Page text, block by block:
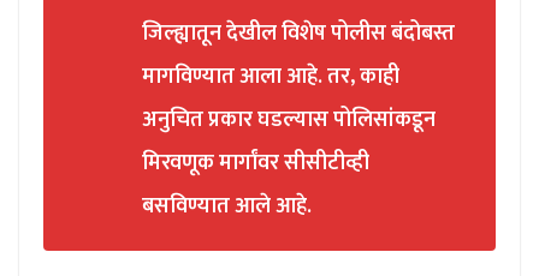
जिल्ह्यातून देखील विशेष पोलीस बंदोबस्त
मागविण्यात आला आहे. तर, काही
अनुचित प्रकार घडल्यास पोलिसांकडून
मिरवणूक मार्गांवर सीसीटीव्ही
बसविण्यात आले आहे.